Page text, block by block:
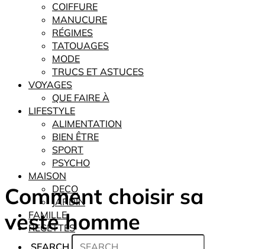
COIFFURE
MANUCURE
RÉGIMES
TATOUAGES
MODE
TRUCS ET ASTUCES
VOYAGES
QUE FAIRE À
LIFESTYLE
ALIMENTATION
BIEN ÊTRE
SPORT
PSYCHO
MAISON
DECO
JARDIN
FAMILLE
RECETTES
SEARCH
Comment choisir sa
veste homme